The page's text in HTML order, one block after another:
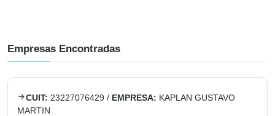
Empresas Encontradas
CUIT: 23227076429 / EMPRESA: KAPLAN GUSTAVO
MARTIN